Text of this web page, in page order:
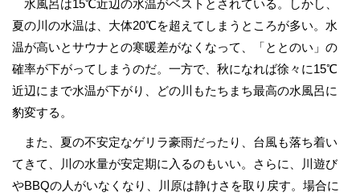
水風呂は15℃近辺の水温がベストとされている。しかし、
夏の川の水温は、大体20℃を超えてしまうところが多い。水
温が高いとサウナとの寒暖差がなくなって、「ととのい」の
確率が下がってしまうのだ。一方で、秋になれば徐々に15℃
近辺にまで水温が下がり、どの川もたちまち最高の水風呂に
豹変する。
また、夏の不安定なゲリラ豪雨だったり、台風も落ち着い
てきて、川の水量が安定期に入るのもいい。さらに、川遊び
やBBQの人がいなくなり、川原は静けさを取り戻す。場合に